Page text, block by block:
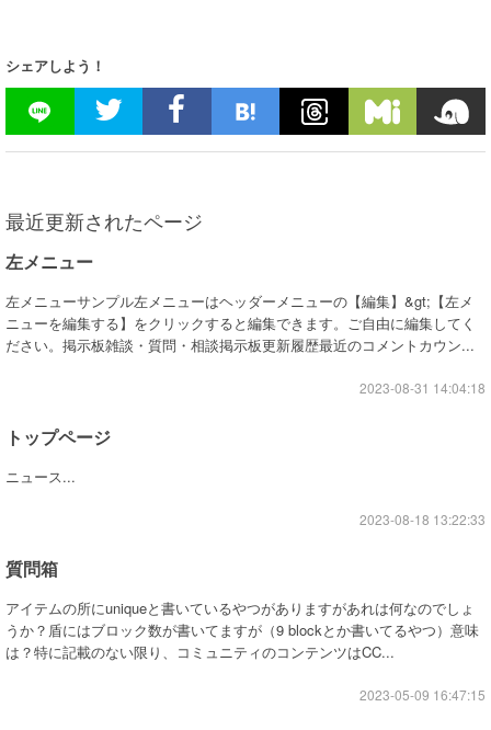
シェアしよう！
最近更新されたページ
左メニュー
左メニューサンプル左メニューはヘッダーメニューの【編集】&gt;【左メ
ニューを編集する】をクリックすると編集できます。ご自由に編集してく
ださい。掲示板雑談・質問・相談掲示板更新履歴最近のコメントカウン...
2023-08-31 14:04:18
トップページ
ニュース...
2023-08-18 13:22:33
質問箱
アイテムの所にuniqueと書いているやつがありますがあれは何なのでしょ
うか？盾にはブロック数が書いてますが（9 blockとか書いてるやつ）意味
は？特に記載のない限り、コミュニティのコンテンツはCC...
2023-05-09 16:47:15